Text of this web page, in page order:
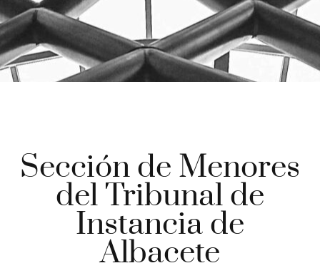
Sección de Menores
del Tribunal de
Instancia de
Albacete